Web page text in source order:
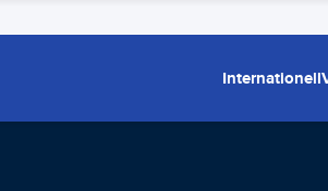
Internationell